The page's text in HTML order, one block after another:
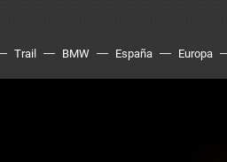
Trail BMW España Europa